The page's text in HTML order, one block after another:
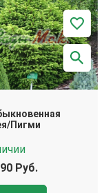
Пигми
Руб.